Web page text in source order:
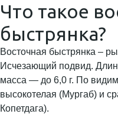
Что такое
быстрянка?
Восточная быстрянка –
Исчезающий подвид.
масса — до 6,0 г. По
высокотелая (Мургаб) и
Копетдага).